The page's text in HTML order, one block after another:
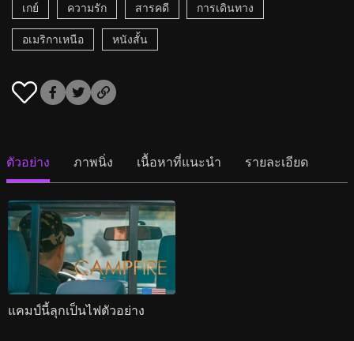
เกย์
ความรัก สารคดี การเดินทาง
อเมริกาเหนือ หนังสั้น
ตัวอย่าง ภาพนิ่ง เนื้อหาที่แนะนำ รายละเอียด
แคมป์นี้ลุกเป็นไฟตัวอย่าง